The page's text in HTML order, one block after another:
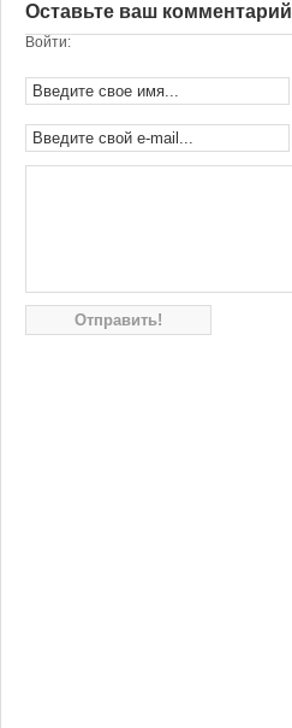
Оставьте ваш комментарий
Войти: